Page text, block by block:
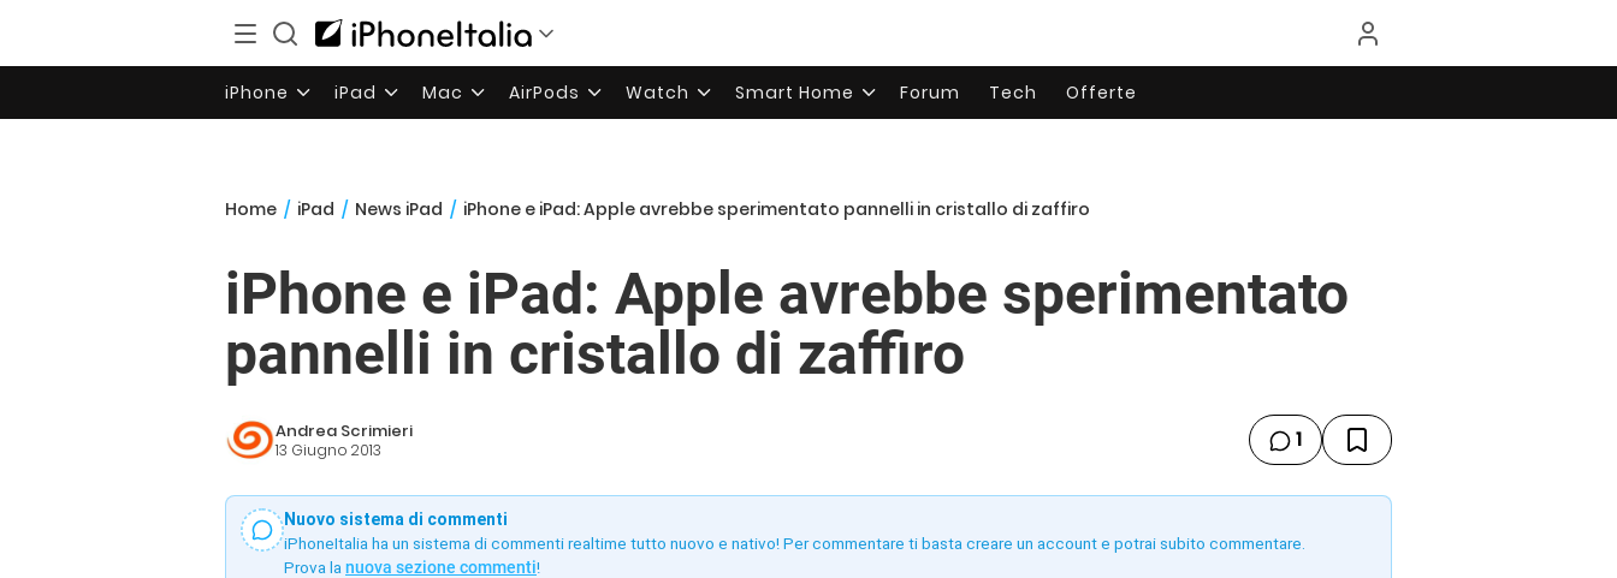
iPhone iPad Mac AirPods Watch Smart Home Forum Tech Offerte
Home / iPad / News iPad / iPhone e iPad: Apple avrebbe sperimentato pannelli in cristallo di zaffiro
iPhone e iPad: Apple avrebbe sperimentato
pannelli in cristallo di zaffiro
Andrea Scrimieri
13 Giugno 2013 1
Nuovo sistema di commenti
iPhoneItalia ha un sistema di commenti realtime tutto nuovo e nativo! Per commentare ti basta creare un account e potrai subito commentare.
Prova la nuova sezione commenti!